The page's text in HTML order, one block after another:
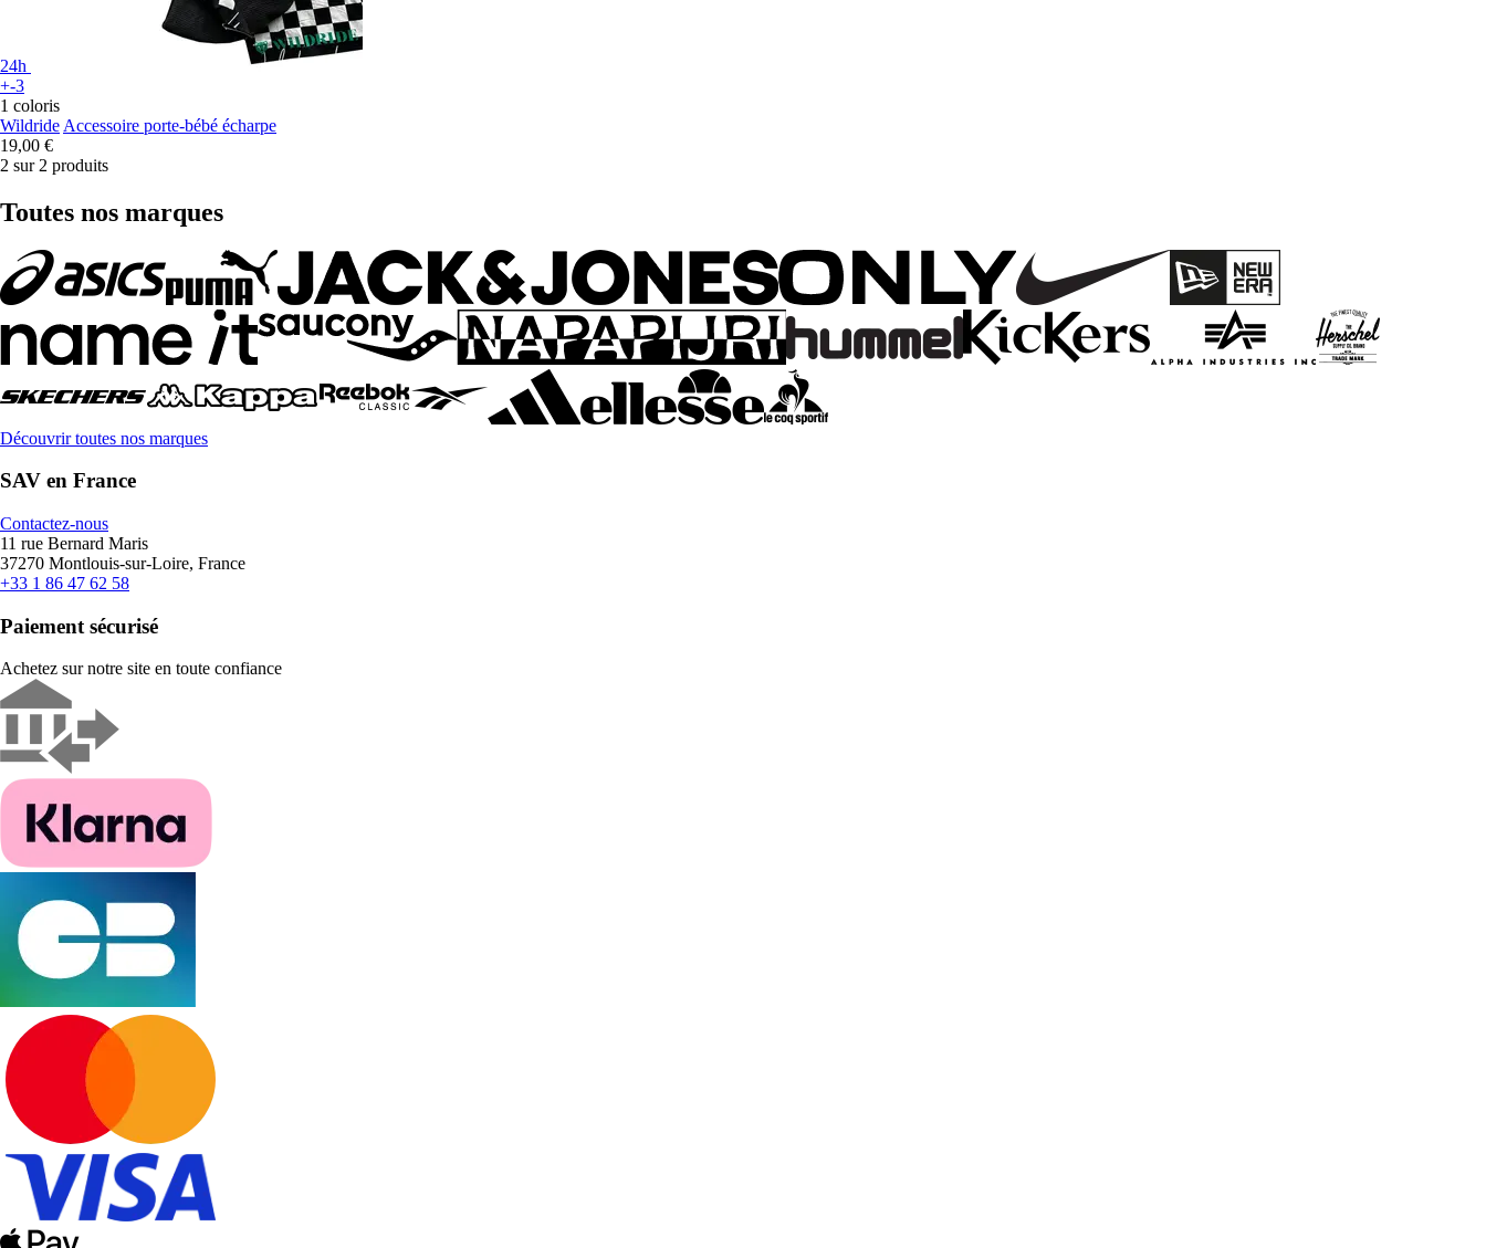
24h
+-3
1 coloris
Wildride Accessoire porte-bébé écharpe
19,00 €
2 sur 2 produits
Toutes nos marques
Découvrir toutes nos marques
SAV en France
Contactez-nous
11 rue Bernard Maris
37270 Montlouis-sur-Loire, France
+33 1 86 47 62 58
Paiement sécurisé
Achetez sur notre site en toute confiance